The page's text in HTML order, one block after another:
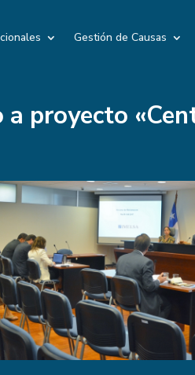
Gestión de Causas
proyecto